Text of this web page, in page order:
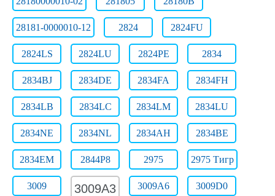
28181-0000010-12 2824 2824FU
2824LS 2824LU 2824РЕ 2834
2834BJ 2834DE 2834FA 2834FH
2834LB 2834LC 2834LM 2834LU
2834NE 2834NL 2834АН 2834ВЕ
2834ЕМ 2844Р8 2975 2975 Тигр
3009 3009A3 3009A6 3009D0